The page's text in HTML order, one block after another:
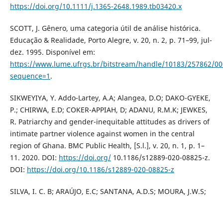
https://doi.org/10.1111/j.1365-2648.1989.tb03420.x
SCOTT, J. Gênero, uma categoria útil de análise histórica.
Educação & Realidade, Porto Alegre, v. 20, n. 2, p. 71–99, jul-
dez. 1995. Disponível em:
https://www.lume.ufrgs.br/bitstream/handle/10183/257862/
sequence=1 .
SIKWEYIYA, Y. Addo-Lartey, A.A; Alangea, D.O; DAKO-GYEKE,
P.; CHIRWA, E.D; COKER-APPIAH, D; ADANU, R.M.K; JEWKES,
R. Patriarchy and gender-inequitable attitudes as drivers of
intimate partner violence against women in the central
region of Ghana. BMC Public Health, [S.l.], v. 20, n. 1, p. 1–
11. 2020. DOI: https://doi.org/10.1186/s12889-020-08825-z.
DOI: https://doi.org/10.1186/s12889-020-08825-z
SILVA, I. C. B; ARAÚJO, E.C; SANTANA, A.D.S; MOURA, J.W.S;